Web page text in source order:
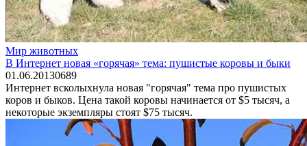
Мир животных
В Интернет новая «горячая» тема: пушистые коровы и быки
01.06.20130689
Интернет всколыхнула новая "горячая" тема про пушистых
коров и быков. Цена такой коровы начинается от $5 тысяч, а
некоторые экземпляры стоят $75 тысяч.